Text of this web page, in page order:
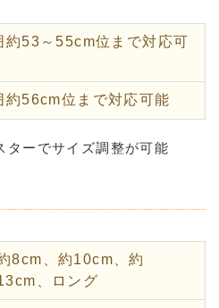
約53～55cm位まで対応可
約56cm位まで対応可能
ーでサイズ調整が可能
8cm、約10cm、約
、ロング